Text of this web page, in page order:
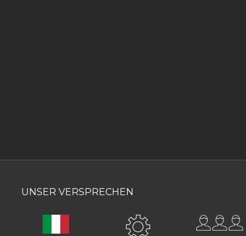
UNSER VERSPRECHEN